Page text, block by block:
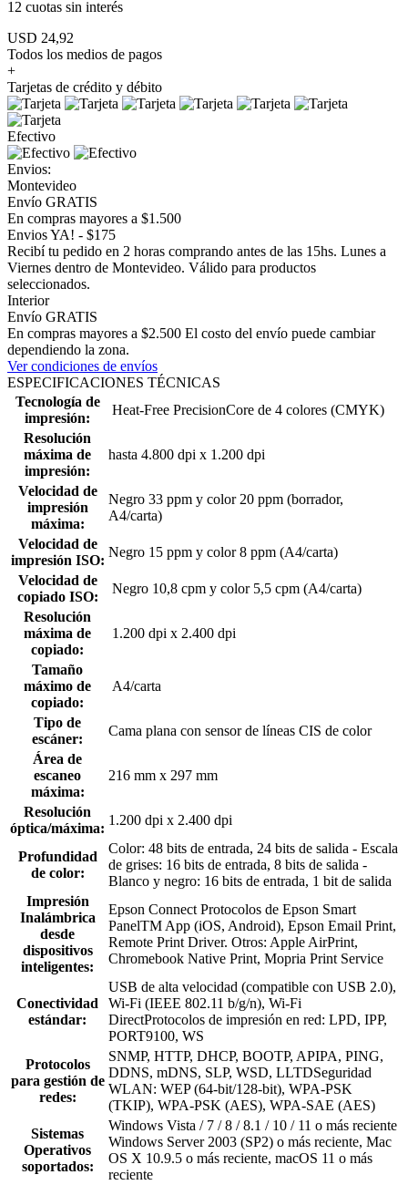
12 cuotas sin interés
USD 24,92
Todos los medios de pagos
+
Tarjetas de crédito y débito
Efectivo
Envios:
Montevideo
Envío GRATIS
En compras mayores a $1.500
Envios YA! - $175
Recibí tu pedido en 2 horas comprando antes de las 15hs. Lunes a
Viernes dentro de Montevideo. Válido para productos
seleccionados.
Interior
Envío GRATIS
En compras mayores a $2.500 El costo del envío puede cambiar
dependiendo la zona.
Ver condiciones de envíos
ESPECIFICACIONES TÉCNICAS
Tecnología de
impresión:
Heat-Free PrecisionCore de 4 colores (CMYK)
Resolución
máxima de
impresión:
hasta 4.800 dpi x 1.200 dpi
Velocidad de
impresión
máxima:
Negro 33 ppm y color 20 ppm (borrador,
A4/carta)
Velocidad de
impresión ISO:
Negro 15 ppm y color 8 ppm (A4/carta)
Velocidad de
copiado ISO:
Negro 10,8 cpm y color 5,5 cpm (A4/carta)
Resolución
máxima de
copiado:
1.200 dpi x 2.400 dpi
Tamaño
máximo de
copiado:
A4/carta
Tipo de
escáner:
Cama plana con sensor de líneas CIS de color
Área de
escaneo
máxima:
216 mm x 297 mm
Resolución
óptica/máxima:
1.200 dpi x 2.400 dpi
Profundidad
de color:
Color: 48 bits de entrada, 24 bits de salida - Escala
de grises: 16 bits de entrada, 8 bits de salida -
Blanco y negro: 16 bits de entrada, 1 bit de salida
Impresión
Inalámbrica
desde
dispositivos
inteligentes:
Epson Connect Protocolos de Epson Smart
PanelTM App (iOS, Android), Epson Email Print,
Remote Print Driver. Otros: Apple AirPrint,
Chromebook Native Print, Mopria Print Service
Conectividad
estándar:
USB de alta velocidad (compatible con USB 2.0),
Wi-Fi (IEEE 802.11 b/g/n), Wi-Fi
DirectProtocolos de impresión en red: LPD, IPP,
PORT9100, WS
Protocolos
para gestión de
redes:
SNMP, HTTP, DHCP, BOOTP, APIPA, PING,
DDNS, mDNS, SLP, WSD, LLTDSeguridad
WLAN: WEP (64-bit/128-bit), WPA-PSK
(TKIP), WPA-PSK (AES), WPA-SAE (AES)
Sistemas
Operativos
soportados:
Windows Vista / 7 / 8 / 8.1 / 10 / 11 o más reciente
Windows Server 2003 (SP2) o más reciente, Mac
OS X 10.9.5 o más reciente, macOS 11 o más
reciente